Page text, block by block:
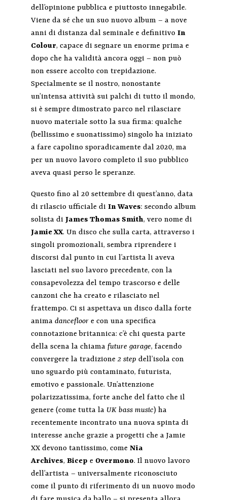
dell’opinione pubblica e piuttosto innegabile.
Viene da sé che un suo nuovo album – a nove
anni di distanza dal seminale e definitivo In
Colour, capace di segnare un enorme prima e
dopo che ha validità ancora oggi – non può
non essere accolto con trepidazione.
Specialmente se il nostro, nonostante
un’intensa attività sui palchi di tutto il mondo,
si è sempre dimostrato parco nel rilasciare
nuovo materiale sotto la sua firma: qualche
(bellissimo e suonatissimo) singolo ha iniziato
a fare capolino sporadicamente dal 2020, ma
per un nuovo lavoro completo il suo pubblico
aveva quasi perso le speranze.
Questo fino al 20 settembre di quest’anno, data
di rilascio ufficiale di In Waves: secondo album
solista di James Thomas Smith, vero nome di
Jamie XX. Un disco che sulla carta, attraverso i
singoli promozionali, sembra riprendere i
discorsi dal punto in cui l’artista li aveva
lasciati nel suo lavoro precedente, con la
consapevolezza del tempo trascorso e delle
canzoni che ha creato e rilasciato nel
frattempo. Ci si aspettava un disco dalla forte
anima dancefloore con una specifica
connotazione britannica: c’è chi questa parte
della scena la chiama future garage, facendo
convergere la tradizione 2 step dell’isola con
uno sguardo più contaminato, futurista,
emotivo e passionale. Un’attenzione
polarizzatissima, forte anche del fatto che il
genere (come tutta la UK bass music) ha
recentemente incontrato una nuova spinta di
interesse anche grazie a progetti che a Jamie
XX devono tantissimo, come Nia
Archives, Bicep e Overmono. Il nuovo lavoro
dell’artista – universalmente riconosciuto
come il punto di riferimento di un nuovo modo